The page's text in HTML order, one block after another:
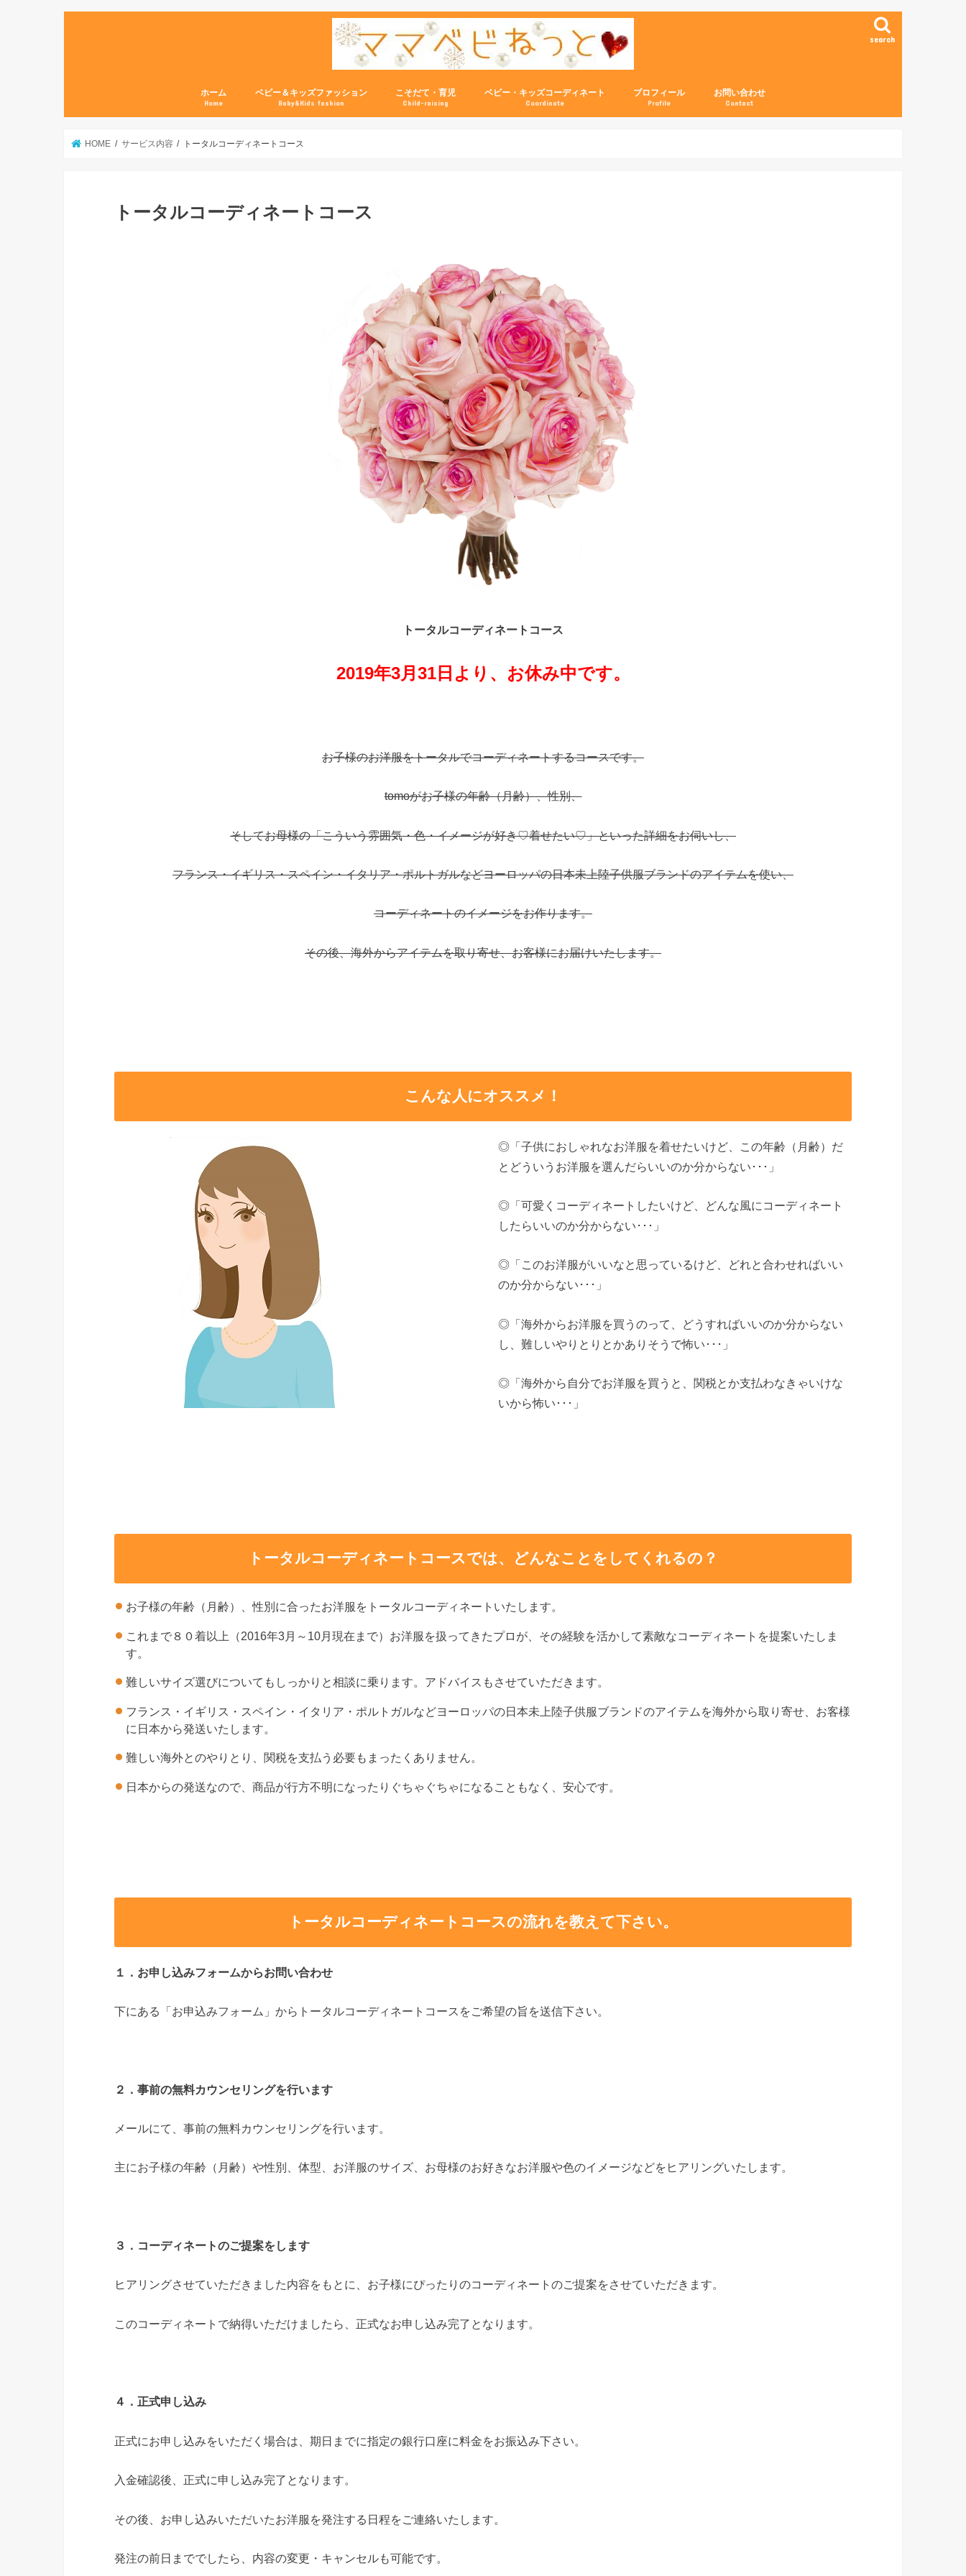
search
ホーム
Home
ベビー＆キッズファッション
Baby&Kids fashion
こそだて・育児
Child-raising
ベビー・キッズコーディネート
Coordinate
プロフィール
Profile
お問い合わせ
Contact
HOME サービス内容 トータルコーディネートコース
トータルコーディネートコース
トータルコーディネートコース
2019年3月31日より、お休み中です。
お子様のお洋服をトータルでコーディネートするコースです。
tomoがお子様の年齢（月齢）、性別、
そしてお母様の「こういう雰囲気・色・イメージが好き♡着せたい♡」といった詳細をお伺いし、
フランス・イギリス・スペイン・イタリア・ポルトガルなどヨーロッパの日本未上陸子供服ブランドのアイテムを使い、
コーディネートのイメージをお作ります。
その後、海外からアイテムを取り寄せ、お客様にお届けいたします。
こんな人にオススメ！
◎「子供におしゃれなお洋服を着せたいけど、この年齢（月齢）だ
とどういうお洋服を選んだらいいのか分からない･･･」
◎「可愛くコーディネートしたいけど、どんな風にコーディネート
したらいいのか分からない･･･」
◎「このお洋服がいいなと思っているけど、どれと合わせればいい
のか分からない･･･」
◎「海外からお洋服を買うのって、どうすればいいのか分からない
し、難しいやりとりとかありそうで怖い･･･」
◎「海外から自分でお洋服を買うと、関税とか支払わなきゃいけな
いから怖い･･･」
トータルコーディネートコースでは、どんなことをしてくれるの？
お子様の年齢（月齢）、性別に合ったお洋服をトータルコーディネートいたします。
これまで８０着以上（2016年3月～10月現在まで）お洋服を扱ってきたプロが、その経験を活かして素敵なコーディネートを提案いたしま
す。
難しいサイズ選びについてもしっかりと相談に乗ります。アドバイスもさせていただきます。
フランス・イギリス・スペイン・イタリア・ポルトガルなどヨーロッパの日本未上陸子供服ブランドのアイテムを海外から取り寄せ、お客様
に日本から発送いたします。
難しい海外とのやりとり、関税を支払う必要もまったくありません。
日本からの発送なので、商品が行方不明になったりぐちゃぐちゃになることもなく、安心です。
トータルコーディネートコースの流れを教えて下さい。
１．お申し込みフォームからお問い合わせ
下にある「お申込みフォーム」からトータルコーディネートコースをご希望の旨を送信下さい。
２．事前の無料カウンセリングを行います
メールにて、事前の無料カウンセリングを行います。
主にお子様の年齢（月齢）や性別、体型、お洋服のサイズ、お母様のお好きなお洋服や色のイメージなどをヒアリングいたします。
３．コーディネートのご提案をします
ヒアリングさせていただきました内容をもとに、お子様にぴったりのコーディネートのご提案をさせていただきます。
このコーディネートで納得いただけましたら、正式なお申し込み完了となります。
４．正式申し込み
正式にお申し込みをいただく場合は、期日までに指定の銀行口座に料金をお振込み下さい。
入金確認後、正式に申し込み完了となります。
その後、お申し込みいただいたお洋服を発注する日程をご連絡いたします。
発注の前日まででしたら、内容の変更・キャンセルも可能です。